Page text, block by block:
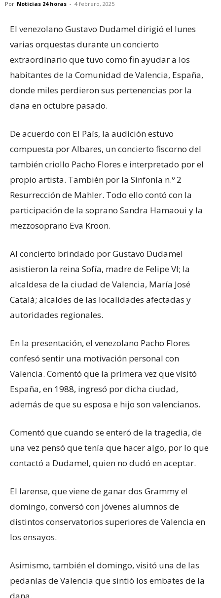
Por Noticias 24 horas - 4 febrero, 2025
El venezolano Gustavo Dudamel dirigió el lunes
varias orquestas durante un concierto
extraordinario que tuvo como fin ayudar a los
habitantes de la Comunidad de Valencia, España,
donde miles perdieron sus pertenencias por la
dana en octubre pasado.
De acuerdo con El País, la audición estuvo
compuesta por Albares, un concierto fiscorno del
también criollo Pacho Flores e interpretado por el
propio artista. También por la Sinfonía n.º 2
Resurrección de Mahler. Todo ello contó con la
participación de la soprano Sandra Hamaoui y la
mezzosoprano Eva Kroon.
Al concierto brindado por Gustavo Dudamel
asistieron la reina Sofía, madre de Felipe VI; la
alcaldesa de la ciudad de Valencia, María José
Catalá; alcaldes de las localidades afectadas y
autoridades regionales.
En la presentación, el venezolano Pacho Flores
confesó sentir una motivación personal con
Valencia. Comentó que la primera vez que visitó
España, en 1988, ingresó por dicha ciudad,
además de que su esposa e hijo son valencianos.
Comentó que cuando se enteró de la tragedia, de
una vez pensó que tenía que hacer algo, por lo que
contactó a Dudamel, quien no dudó en aceptar.
El larense, que viene de ganar dos Grammy el
domingo, conversó con jóvenes alumnos de
distintos conservatorios superiores de Valencia en
los ensayos.
Asimismo, también el domingo, visitó una de las
pedanías de Valencia que sintió los embates de la